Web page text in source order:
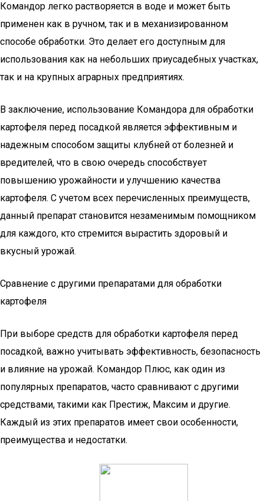
Командор легко растворяется в воде и может быть
применен как в ручном, так и в механизированном
способе обработки. Это делает его доступным для
использования как на небольших приусадебных участках,
так и на крупных аграрных предприятиях.
В заключение, использование Командора для обработки
картофеля перед посадкой является эффективным и
надежным способом защиты клубней от болезней и
вредителей, что в свою очередь способствует
повышению урожайности и улучшению качества
картофеля. С учетом всех перечисленных преимуществ,
данный препарат становится незаменимым помощником
для каждого, кто стремится вырастить здоровый и
вкусный урожай.
Сравнение с другими препаратами для обработки
картофеля
При выборе средств для обработки картофеля перед
посадкой, важно учитывать эффективность, безопасность
и влияние на урожай. Командор Плюс, как один из
популярных препаратов, часто сравнивают с другими
средствами, такими как Престиж, Максим и другие.
Каждый из этих препаратов имеет свои особенности,
преимущества и недостатки.